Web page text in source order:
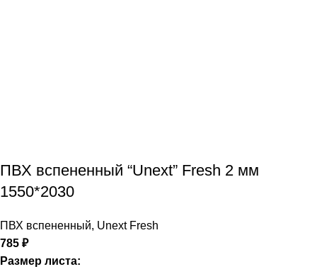
ПВХ вспененный “Unext” Fresh 2 мм
1550*2030
ПВХ вспененный, Unext Fresh
785 ₽
Размер листа: